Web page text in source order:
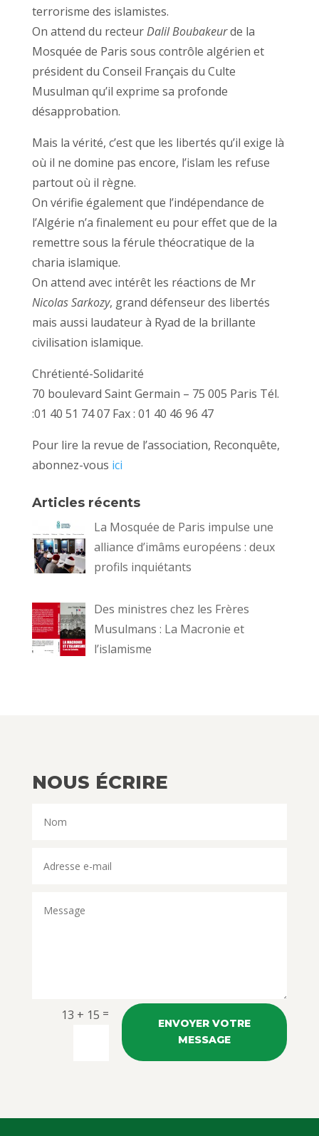
terrorisme des islamistes.
On attend du recteurDalil Boubakeurde la
Mosquée de Paris sous contrôle algérien et
président du Conseil Français du Culte
Musulman qu’il exprime sa profonde
désapprobation.
Mais la vérité, c’est que les libertés qu’il exige là
où il ne domine pas encore, l’islam les refuse
partout où il règne.
On vérifie également que l’indépendance de
l’Algérie n’a finalement eu pour effet que de la
remettre sous la férule théocratique de la
charia islamique.
On attend avec intérêt les réactions de Mr
Nicolas Sarkozy, grand défenseur des libertés
mais aussi laudateur à Ryad de la brillante
civilisation islamique.
Chrétienté-Solidarité
70 boulevard Saint Germain – 75 005 Paris Tél.
:01 40 51 74 07 Fax : 01 40 46 96 47
Pour lire la revue de l’association, Reconquête,
abonnez-vous ici
Articles récents
La Mosquée de Paris impulse une
alliance d’imâms européens : deux
profils inquiétants
Des ministres chez les Frères
Musulmans : La Macronie et
l’islamisme
NOUS ÉCRIRE
13 + 15 =
ENVOYER VOTRE
MESSAGE